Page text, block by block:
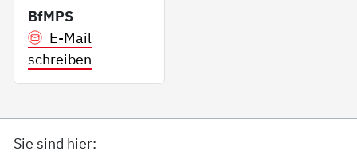
BfMPS
E-Mail
schreiben
Sie sind hier: